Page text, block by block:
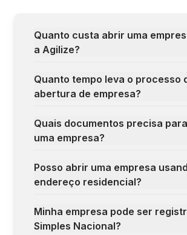
Quanto custa abrir uma
a Agilize?
Quanto tempo leva o processo
abertura de empresa?
Quais documentos precisa
uma empresa?
Posso abrir uma empresa
endereço residencial?
Minha empresa pode ser
Simples Nacional?